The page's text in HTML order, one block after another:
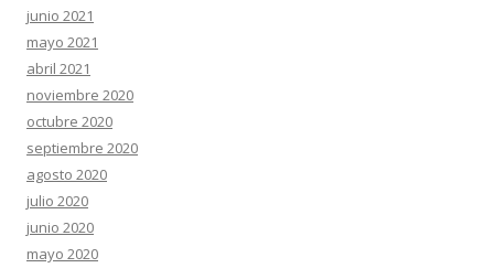
junio 2021
mayo 2021
abril 2021
noviembre 2020
octubre 2020
septiembre 2020
agosto 2020
julio 2020
junio 2020
mayo 2020